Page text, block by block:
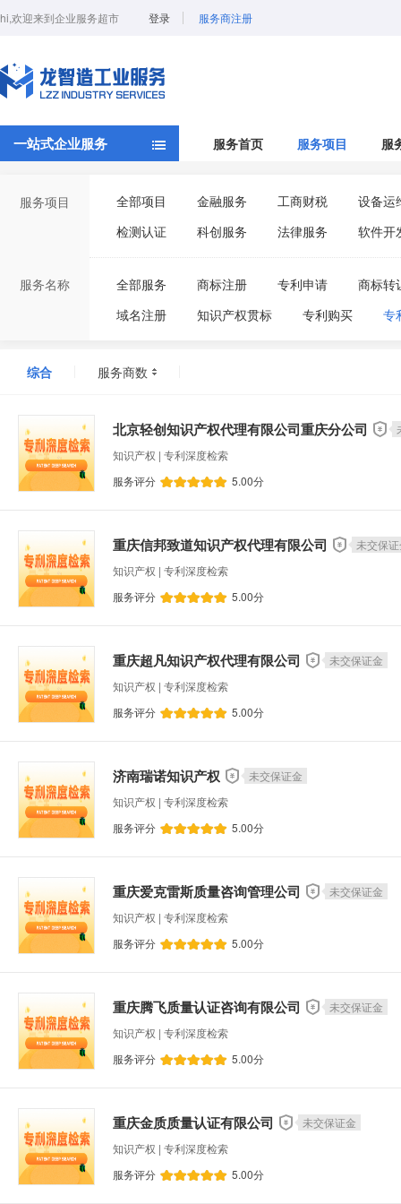
hi,欢迎来到企业服务超市 登录 服务商注册
一站式企业服务 服务首页 服务项目 服
服务项目 全部项目 金融服务 工商财税
设备运
检测认证
科创服务 法律服务 软件开
服务名称 全部服务 商标注册 专利申请
商标转
域名注册
知识产权贯标 专利购买
专
综合
服务商数
北京轻创知识产权代理有限公司重庆分公司
知识产权 | 专利深度检索
服务评分
5.00分
重庆信邦致道知识产权代理有限公司
未交保
知识产权 | 专利深度检索
服务评分
5.00分
重庆超凡知识产权代理有限公司
未交保证金
知识产权 | 专利深度检索
服务评分
5.00分
济南瑞诺知识产权
未交保证金
知识产权 | 专利深度检索
服务评分
5.00分
重庆爱克雷斯质量咨询管理公司
未交保证金
知识产权 | 专利深度检索
服务评分
5.00分
重庆腾飞质量认证咨询有限公司
未交保证金
知识产权 | 专利深度检索
服务评分
5.00分
重庆金质质量认证有限公司
未交保证金
知识产权 | 专利深度检索
服务评分
5.00分